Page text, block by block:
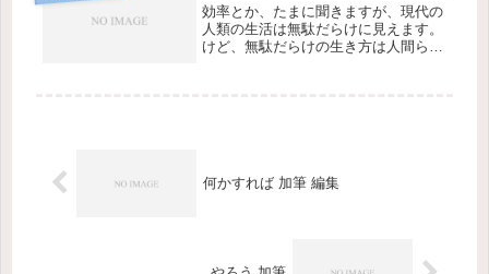
効率とか、たまに聞きますが、現代の
人類の生活は無駄だらけに見えます。
けど、無駄だらけの生き方は人間らし
何かすれば 加筆 編集